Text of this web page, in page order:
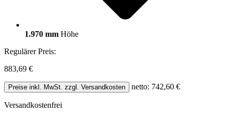
1.970 mm Höhe
Regulärer Preis:
883,69 €
Preise inkl. MwSt. zzgl. Versandkosten netto: 742,60 €
Versandkostenfrei